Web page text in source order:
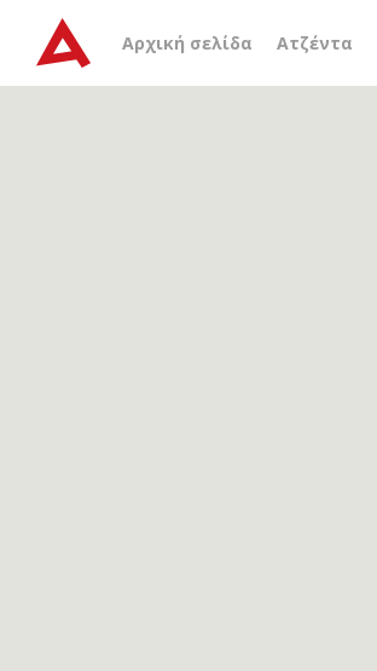
Αρχική σελίδα Ατζέντα
Αρχείο ετικέτας